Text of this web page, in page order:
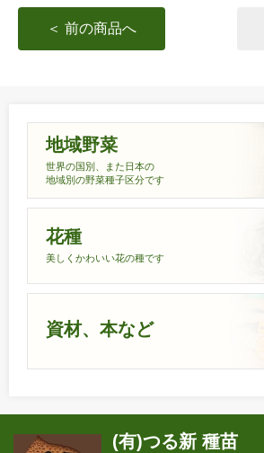
＜ 前の商品へ
地域野菜
世界の国別、また日本の
地域別の野菜種子区分です
花種
美しくかわいい花の種です
資材、本など
(有)つる新 種苗